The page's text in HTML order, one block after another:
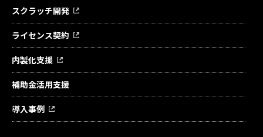
スクラッチ開発
ライセンス契約
内製化支援
補助金活用支援
導入事例